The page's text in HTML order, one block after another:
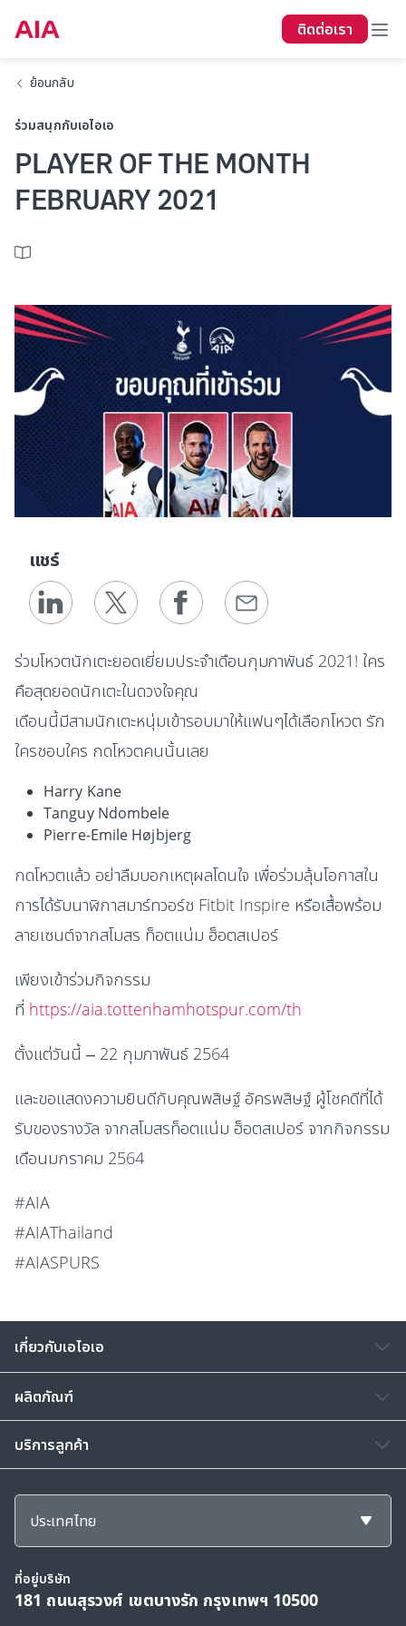
ติดต่อเรา
ย้อนกลับ
ร่วมสนุกกับเอไอเอ
PLAYER OF THE MONTH
FEBRUARY 2021
ร่วมโหวตนักเตะยอดเยี่ยมประจำเดือนกุมภาพันธ์ 2021! ใคร
คือสุดยอดนักเตะในดวงใจคุณ
เดือนนี้มีสามนักเตะหนุ่มเข้ารอบมาให้แฟนๆได้เลือกโหวต รัก
ใครชอบใคร กดโหวตคนนั้นเลย
Harry Kane
Tanguy Ndombele
Pierre-Emile Højbjerg
กดโหวตแล้ว อย่าลืมบอกเหตุผลโดนใจ เพื่อร่วมลุ้นโอกาสใน
การได้รับนาฬิกาสมาร์ทวอร์ช Fitbit Inspire หรือเสื้อพร้อม
ลายเซนต์จากสโมสร ท็อตแน่ม ฮ็อตสเปอร์
เพียงเข้าร่วมกิจกรรม
ที่ https://aia.tottenhamhotspur.com/th
ตั้งแต่วันนี้ – 22 กุมภาพันธ์ 2564
และขอแสดงความยินดีกับคุณพสิษฐ์ อัครพสิษฐ์ ผู้โชคดีที่ได้
รับของรางวัล จากสโมสรท็อตแน่ม ฮ็อตสเปอร์ จากกิจกรรม
เดือนมกราคม 2564
#AIA
#AIAThailand
#AIASPURS
แชร์
เกี่ยวกับเอไอเอ
ผลิตภัณฑ์
บริการลูกค้า
ประเทศไทย
ที่อยู่บริษัท
181 ถนนสุรวงศ์ เขตบางรัก กรุงเทพฯ 10500